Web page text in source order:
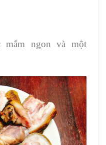
mắm ngon và một